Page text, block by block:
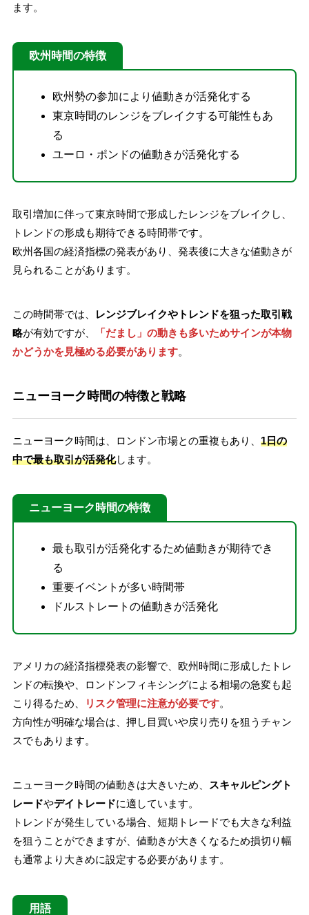
ます。
欧州時間の特徴
欧州勢の参加により値動きが活発化する
東京時間のレンジをブレイクする可能性もあ
る
ユーロ・ポンドの値動きが活発化する
取引増加に伴って東京時間で形成したレンジをブレイクし、
トレンドの形成も期待できる時間帯です。
欧州各国の経済指標の発表があり、発表後に大きな値動きが
見られることがあります。
この時間帯では、
レンジブレイクやトレンドを狙った取引戦
略が有効ですが、
「だまし」の動きも多いためサインが本物
かどうかを見極める必要があります。
ニューヨーク時間の特徴と戦略
ニューヨーク時間は、ロンドン市場との重複もあり、 1日の
中で最も取引が活発化します。
ニューヨーク時間の特徴
最も取引が活発化するため値動きが期待でき
る
重要イベントが多い時間帯
ドルストレートの値動きが活発化
アメリカの経済指標発表の影響で、欧州時間に形成したトレ
ンドの転換や、ロンドンフィキシングによる相場の急変も起
こり得るため、
リスク管理に注意が必要です。
方向性が明確な場合は、押し目買いや戻り売りを狙うチャン
スでもあります。
ニューヨーク時間の値動きは大きいため、
スキャルピングト
レードやデイトレードに適しています。
トレンドが発生している場合、短期トレードでも大きな利益
を狙うことができますが、値動きが大きくなるため損切り幅
も通常より大きめに設定する必要があります。
用語